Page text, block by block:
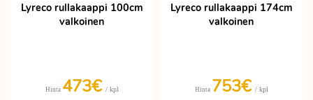
Lyreco rullakaappi 100cm
valkoinen
Hinta 473€ / kpl
Lyreco rullakaappi 174cm
valkoinen
Hinta 753€ / kpl